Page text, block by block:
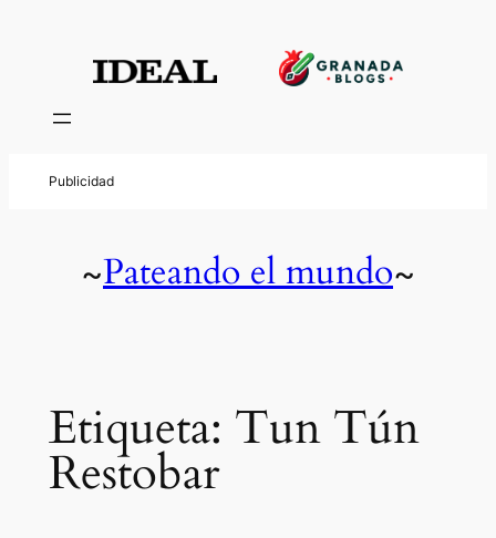
contenido
~Pateando el mundo~
Etiqueta: Tun Tún
Restobar